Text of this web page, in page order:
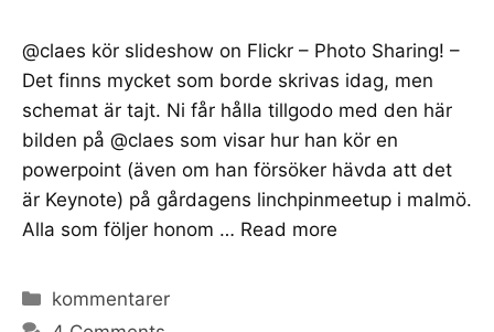
@claes kör slideshow on Flickr – Photo Sharing! –
Det finns mycket som borde skrivas idag, men
schemat är tajt. Ni får hålla tillgodo med den här
bilden på @claes som visar hur han kör en
powerpoint (även om han försöker hävda att det
är Keynote) på gårdagens linchpinmeetup i malmö.
Alla som följer honom … Read more
Categories
kommentarer